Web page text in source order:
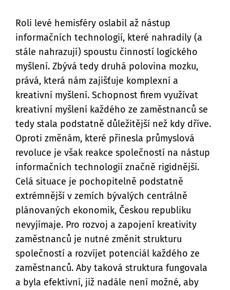
Roli levé hemisféry oslabil až nástup
informačních technologií, které nahradily (a
stále nahrazují) spoustu činností logického
myšlení. Zbývá tedy druhá polovina mozku,
prává, která nám zajišťuje komplexní a
kreativní myšlení. Schopnost firem využívat
kreativní myšlení každého ze zaměstnanců se
tedy stala podstatně důležitější než kdy dříve.
Oproti změnám, které přinesla průmyslová
revoluce je však reakce společností na nástup
informačních technologií značně rigidnější.
Celá situace je pochopitelně podstatně
extrémnější v zemích bývalých centrálně
plánovaných ekonomik, Českou republiku
nevyjímaje. Pro rozvoj a zapojení kreativity
zaměstnanců je nutné změnit strukturu
společností a rozvíjet potenciál každého ze
zaměstnanců. Aby taková struktura fungovala
a byla efektivní, již nadále není možné, aby